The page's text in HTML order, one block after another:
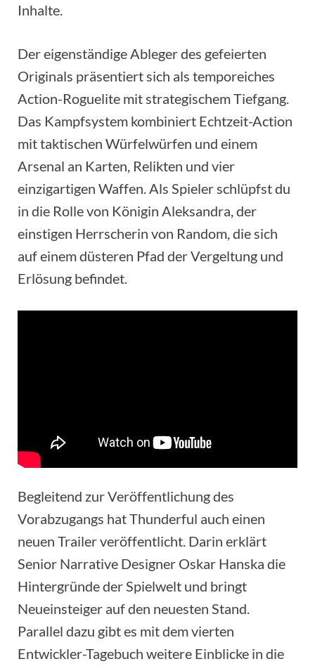
Inhalte.
Der eigenständige Ableger des gefeierten
Originals präsentiert sich als temporeiches
Action-Roguelite mit strategischem Tiefgang.
Das Kampfsystem kombiniert Echtzeit-Action
mit taktischen Würfelwürfen und einem
Arsenal an Karten, Relikten und vier
einzigartigen Waffen. Als Spieler schlüpfst du
in die Rolle von Königin Aleksandra, der
einstigen Herrscherin von Random, die sich
auf einem düsteren Pfad der Vergeltung und
Erlösung befindet.
Begleitend zur Veröffentlichung des
Vorabzugangs hat Thunderful auch einen
neuen Trailer veröffentlicht. Darin erklärt
Senior Narrative Designer Oskar Hanska die
Hintergründe der Spielwelt und bringt
Neueinsteiger auf den neuesten Stand.
Parallel dazu gibt es mit dem vierten
Entwickler-Tagebuch weitere Einblicke in die